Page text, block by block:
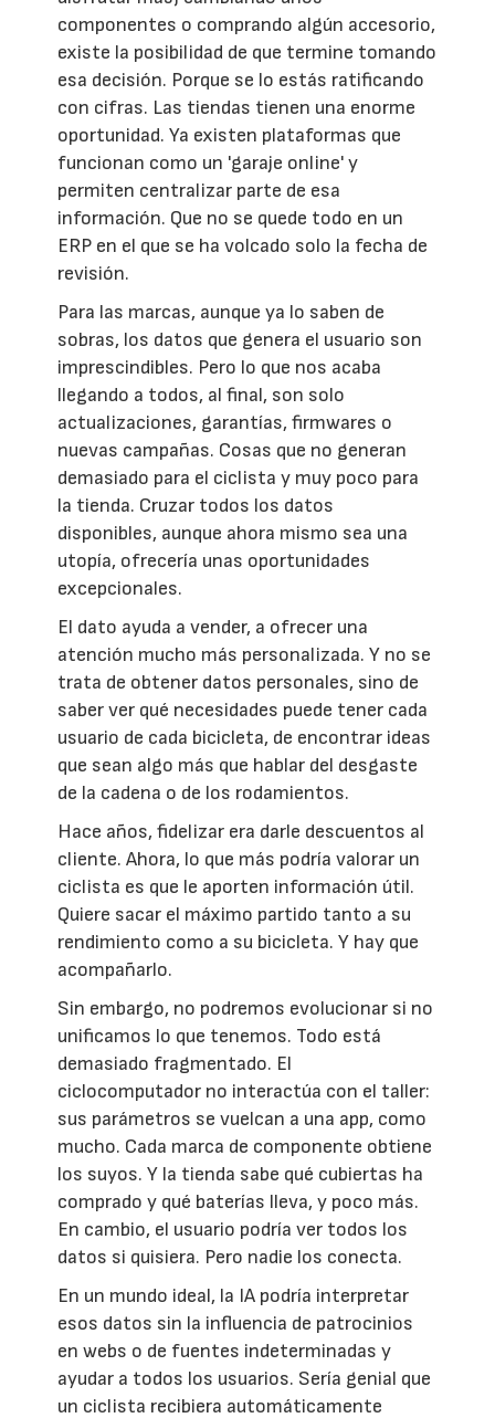
componentes o comprando algún accesorio,
existe la posibilidad de que termine tomando
esa decisión. Porque se lo estás ratificando
con cifras. Las tiendas tienen una enorme
oportunidad. Ya existen plataformas que
funcionan como un 'garaje online' y
permiten centralizar parte de esa
información. Que no se quede todo en un
ERP en el que se ha volcado solo la fecha de
revisión.
Para las marcas, aunque ya lo saben de
sobras, los datos que genera el usuario son
imprescindibles. Pero lo que nos acaba
llegando a todos, al final, son solo
actualizaciones, garantías, firmwares o
nuevas campañas. Cosas que no generan
demasiado para el ciclista y muy poco para
la tienda. Cruzar todos los datos
disponibles, aunque ahora mismo sea una
utopía, ofrecería unas oportunidades
excepcionales.
El dato ayuda a vender, a ofrecer una
atención mucho más personalizada. Y no se
trata de obtener datos personales, sino de
saber ver qué necesidades puede tener cada
usuario de cada bicicleta, de encontrar ideas
que sean algo más que hablar del desgaste
de la cadena o de los rodamientos.
Hace años, fidelizar era darle descuentos al
cliente. Ahora, lo que más podría valorar un
ciclista es que le aporten información útil.
Quiere sacar el máximo partido tanto a su
rendimiento como a su bicicleta. Y hay que
acompañarlo.
Sin embargo, no podremos evolucionar si no
unificamos lo que tenemos. Todo está
demasiado fragmentado. El
ciclocomputador no interactúa con el taller:
sus parámetros se vuelcan a una app, como
mucho. Cada marca de componente obtiene
los suyos. Y la tienda sabe qué cubiertas ha
comprado y qué baterías lleva, y poco más.
En cambio, el usuario podría ver todos los
datos si quisiera. Pero nadie los conecta.
En un mundo ideal, la IA podría interpretar
esos datos sin la influencia de patrocinios
en webs o de fuentes indeterminadas y
ayudar a todos los usuarios. Sería genial que
un ciclista recibiera automáticamente